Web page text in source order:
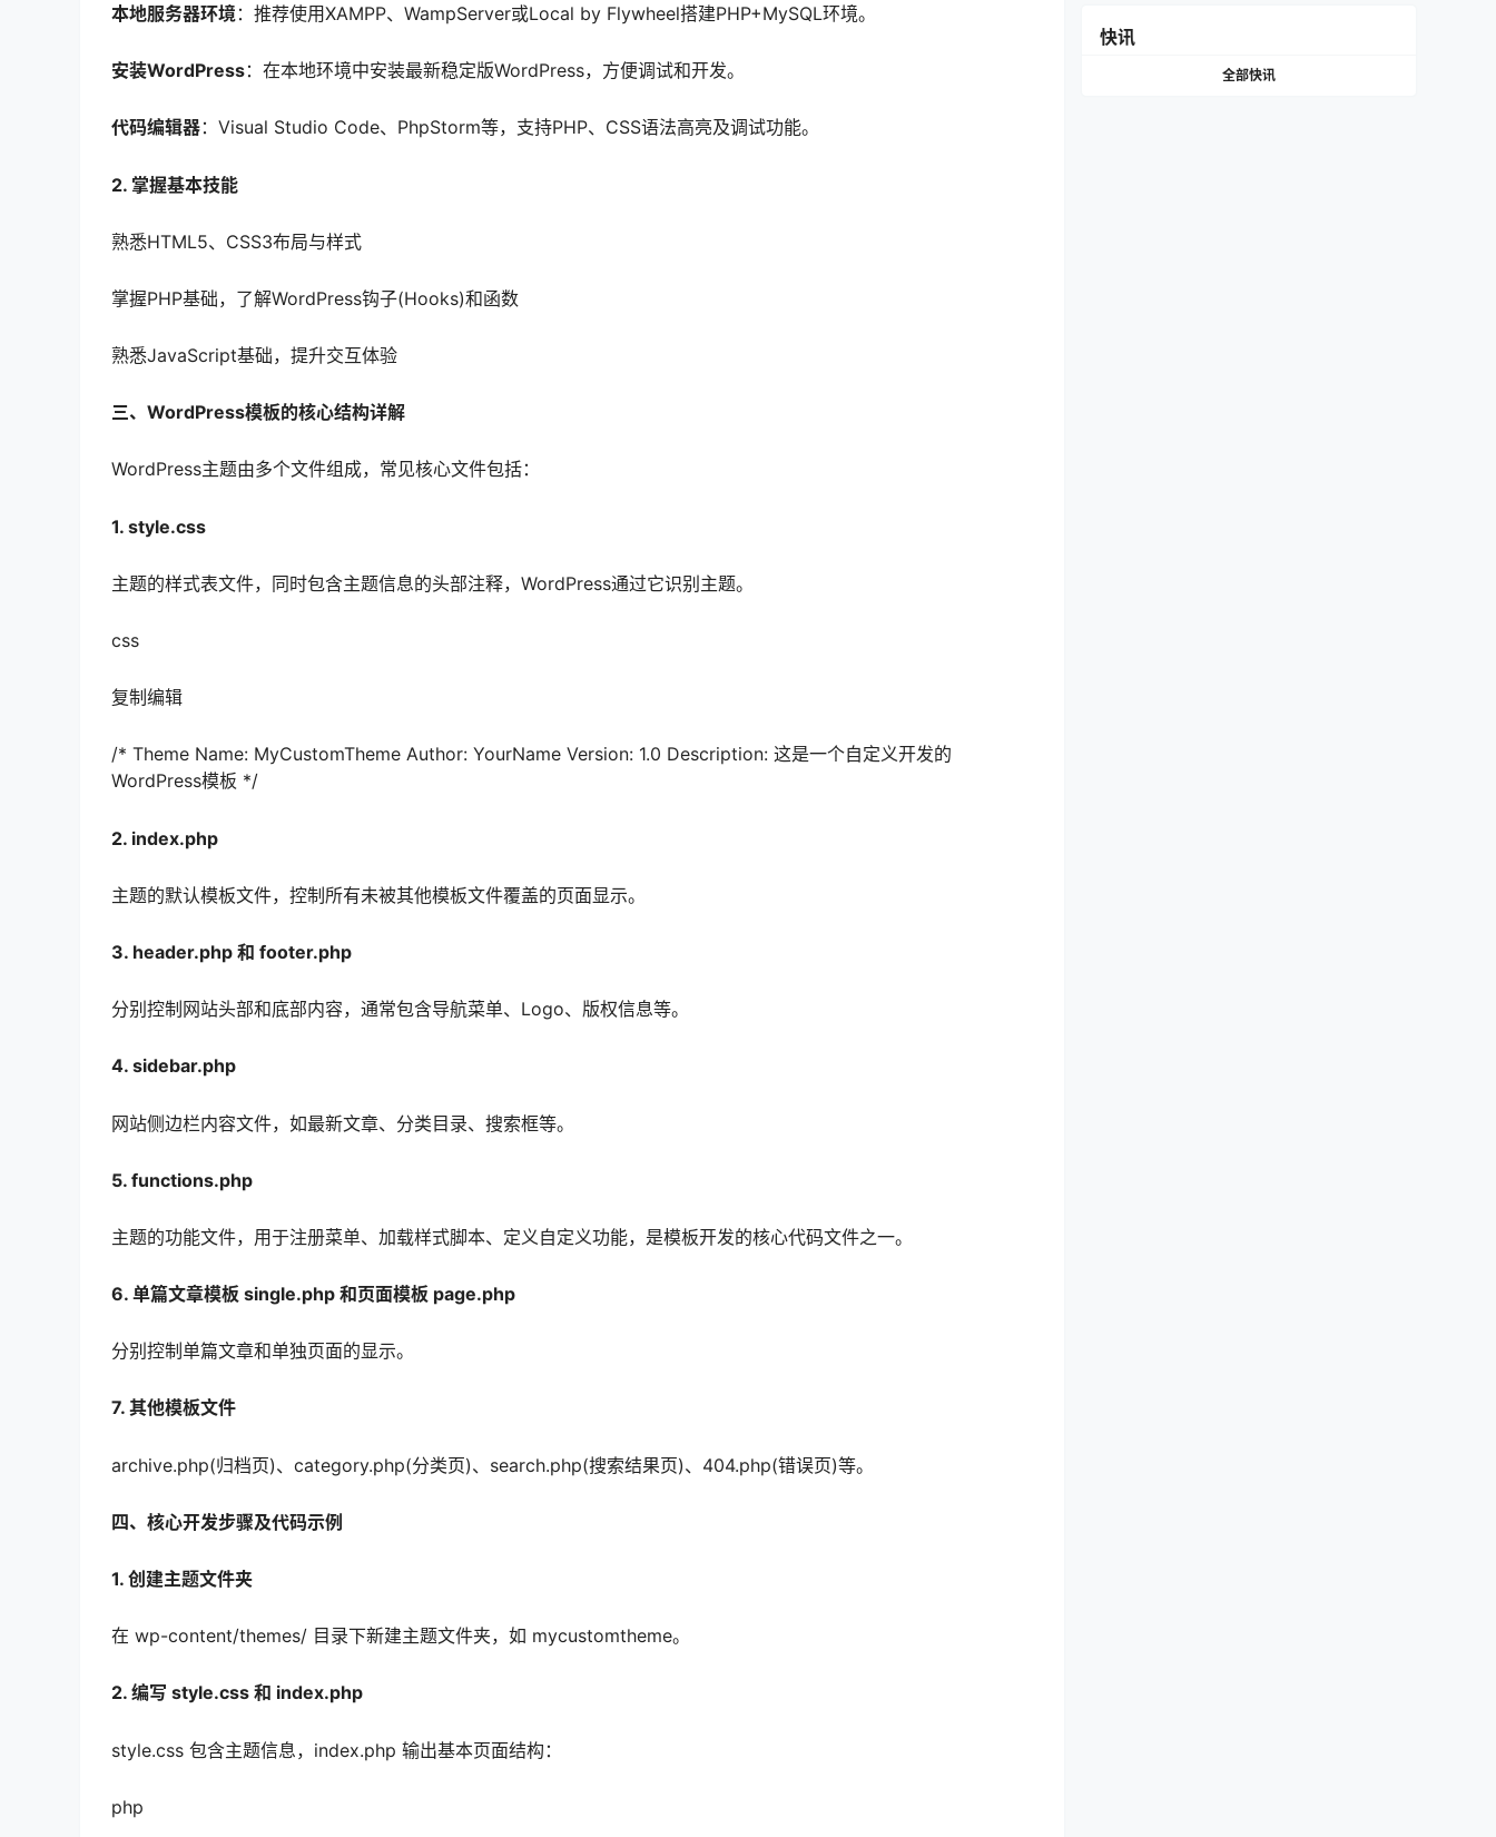
本地服务器环境 ：推荐使用XAMPP、WampServer或Local by Flywheel搭建PHP+MySQL环境。
安装WordPress：在本地环境中安装最新稳定版WordPress，方便调试和开发。
代码编辑器：Visual Studio Code、PhpStorm等，支持PHP、CSS语法高亮及调试功能。
2. 掌握基本技能
熟悉HTML5、CSS3布局与样式
掌握PHP基础，了解WordPress钩子(Hooks)和函数
熟悉JavaScript基础，提升交互体验
三、WordPress模板的核心结构详解
WordPress主题由多个文件组成，常见核心文件包括：
1. style.css
主题的样式表文件，同时包含主题信息的头部注释，WordPress通过它识别主题。
css
复制编辑
/* Theme Name: MyCustomTheme Author: YourName Version: 1.0 Description: 这是一个自定义开发的
WordPress模板 */
2. index.php
主题的默认模板文件，控制所有未被其他模板文件覆盖的页面显示。
3. header.php 和 footer.php
分别控制网站头部和底部内容，通常包含导航菜单、Logo、版权信息等。
4. sidebar.php
网站侧边栏内容文件，如最新文章、分类目录、搜索框等。
5. functions.php
主题的功能文件，用于注册菜单、加载样式脚本、定义自定义功能，是模板开发的核心代码文件之一。
6. 单篇文章模板 single.php 和页面模板 page.php
分别控制单篇文章和单独页面的显示。
7. 其他模板文件
archive.php(归档页)、category.php(分类页)、search.php(搜索结果页)、404.php(错误页)等。
四、核心开发步骤及代码示例
1. 创建主题文件夹
在 wp-content/themes/ 目录下新建主题文件夹，如 mycustomtheme。
2. 编写 style.css 和 index.php
style.css 包含主题信息，index.php 输出基本页面结构：
php
快讯
全部快讯